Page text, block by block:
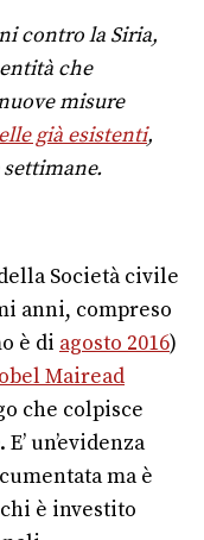
contro la Siria,
che
misure
già esistenti,
Società civile
anni, compreso
è di agosto 2016)
Mairead
che colpisce
un’evidenza
ma è
è investito